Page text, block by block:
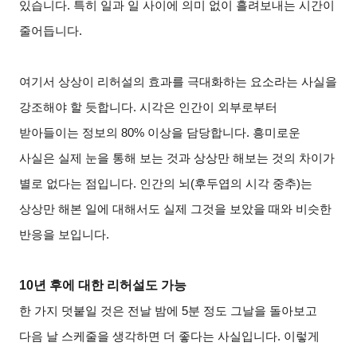
있습니다. 특히 일과 일 사이에 의미 없이 흘려보내는 시간이
줄어듭니다.
여기서 상상이 리허설의 효과를 극대화하는 요소라는 사실을
강조해야 할 듯합니다. 시각은 인간이 외부로부터
받아들이는 정보의 80% 이상을 담당합니다. 흥미로운
사실은 실제 눈을 통해 보는 것과 상상만 해보는 것의 차이가
별로 없다는 점입니다. 인간의 뇌(후두엽의 시각 중추)는
상상만 해본 일에 대해서도 실제 그것을 보았을 때와 비슷한
반응을 보입니다.
10년 후에 대한 리허설도 가능
한 가지 덧붙일 것은 전날 밤에 5분 정도 그날을 돌아보고
다음 날 스케줄을 생각하면 더 좋다는 사실입니다. 이렇게